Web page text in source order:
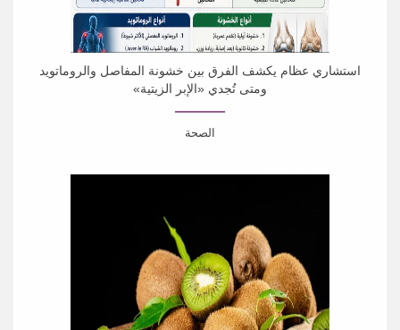
حذّر استشاري جراحة العظام والمفاصل الصناعية وإصابات
الملاعب الدكتور أحمد الفيفي من اعتبار كل آلام...
استشاري عظام يكشف الفرق بين خشونة المفاصل والروماتويد
ومتى تُجدي «الإبر الزيتية»
الصحة